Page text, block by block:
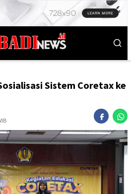
Sistem Coretax ke